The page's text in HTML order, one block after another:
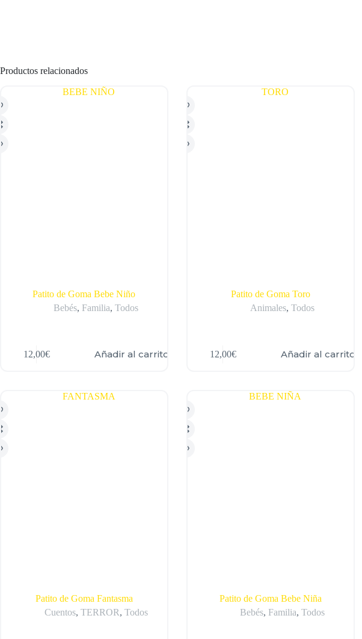
Productos relacionados
Patito de Goma Bebe Niño
Bebés, Familia,Todos
12,00€ Añadir al carrito
Patito de Goma Toro
Animales,Todos
12,00€ Añadir al carrito
Patito de Goma Fantasma
Cuentos, TERROR, Todos
Patito de Goma Bebe Niña
Bebés, Familia,Todos